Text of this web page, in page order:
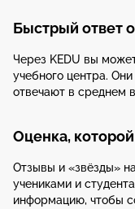
Быстрый ответ
Через KEDU вы
учебного центра.
отвечают в среднем
Оценка,
Отзывы и «звёзды»
учениками и
информацию, чтобы